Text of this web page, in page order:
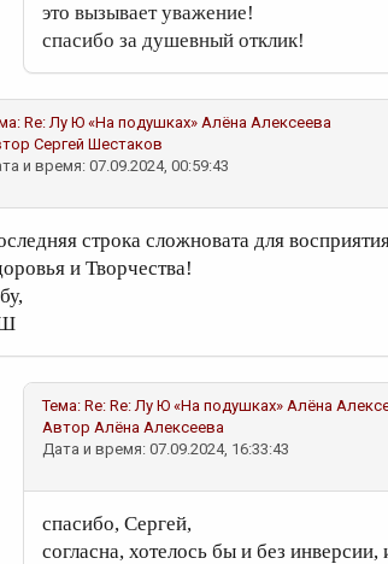
это вызывает уважение!
спасибо за душевный отклик!
Re: Лу Ю «На подушках» Алёна Алексеева
Сергей Шестаков
и время: 07.09.2024, 00:59:43
строка сложновата для
и Творчества!
Тема: Re: Re: Лу Ю «На подушках» Алёна
Автор Алёна Алексеева
Дата и время: 07.09.2024, 16:33:43
спасибо, Сергей,
согласна, хотелось бы и без